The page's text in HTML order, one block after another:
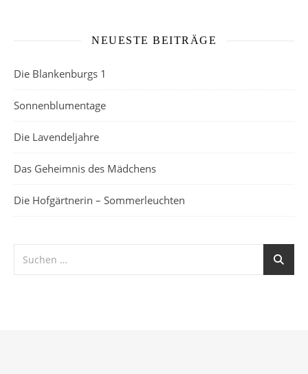
NEUESTE BEITRÄGE
Die Blankenburgs 1
Sonnenblumentage
Die Lavendeljahre
Das Geheimnis des Mädchens
Die Hofgärtnerin – Sommerleuchten